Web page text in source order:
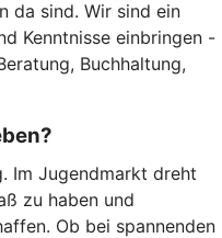
da sind. Wir sind ein
Kenntnisse einbringen -
Buchhaltung,
Im Jugendmarkt dreht
zu haben und
Ob bei spannenden